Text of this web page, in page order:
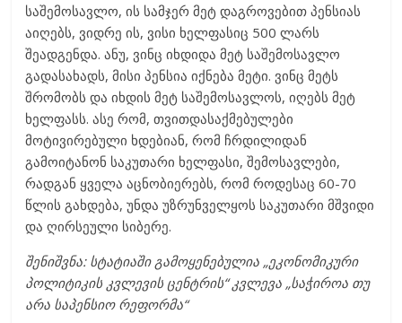
საშემოსავლო, ის სამჯერ მეტ დაგროვებით პენსიას
აიღებს, ვიდრე ის, ვისი ხელფასიც 500 ლარს
შეადგენდა. ანუ, ვინც იხდიდა მეტ საშემოსავლო
გადასახადს, მისი პენსია იქნება მეტი. ვინც მეტს
შრომობს და იხდის მეტ საშემოსავლოს, იღებს მეტ
ხელფასს. ასე რომ, თვითდასაქმებულები
მოტივირებული ხდებიან, რომ ჩრდილიდან
გამოიტანონ საკუთარი ხელფასი, შემოსავლები,
რადგან ყველა აცნობიერებს, რომ როდესაც 60-70
წლის გახდება, უნდა უზრუნველყოს საკუთარი მშვიდი
და ღირსეული სიბერე.
შენიშვნა: სტატიაში გამოყენებულია „ეკონომიკური
პოლიტიკის კვლევის ცენტრის“ კვლევა „საჭიროა თუ
არა საპენსიო რეფორმა“